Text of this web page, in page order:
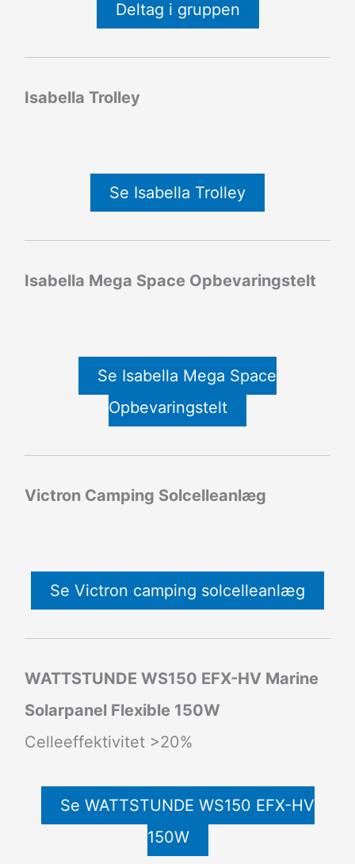
Deltag i gruppen
Isabella Trolley
Se Isabella Trolley
Isabella Mega Space Opbevaringstelt
Se Isabella Mega Space
Opbevaringstelt
Victron Camping Solcelleanlæg
Se Victron camping solcelleanlæg
WATTSTUNDE WS150 EFX-HV Marine
Solarpanel Flexible 150W
Celleeffektivitet >20%
Se WATTSTUNDE WS150 EFX-HV
150W